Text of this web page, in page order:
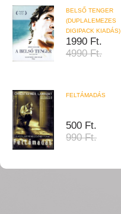
BELSŐ TENGER
(DUPLALEMEZES
DIGIPACK KIADÁS)
1990 Ft.
4990 Ft.
FELTÁMADÁS
500 Ft.
990 Ft.